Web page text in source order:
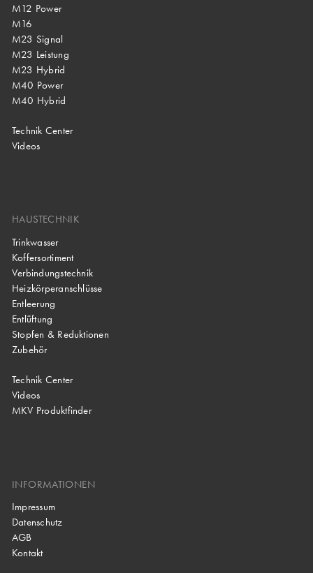
M12 Power
M16
M23 Signal
M23 Leistung
M23 Hybrid
M40 Power
M40 Hybrid
Technik Center
Videos
HAUSTECHNIK
Trinkwasser
Koffersortiment
Verbindungstechnik
Heizkörperanschlüsse
Entleerung
Entlüftung
Stopfen & Reduktionen
Zubehör
Technik Center
Videos
MKV Produktfinder
INFORMATIONEN
Impressum
Datenschutz
AGB
Kontakt